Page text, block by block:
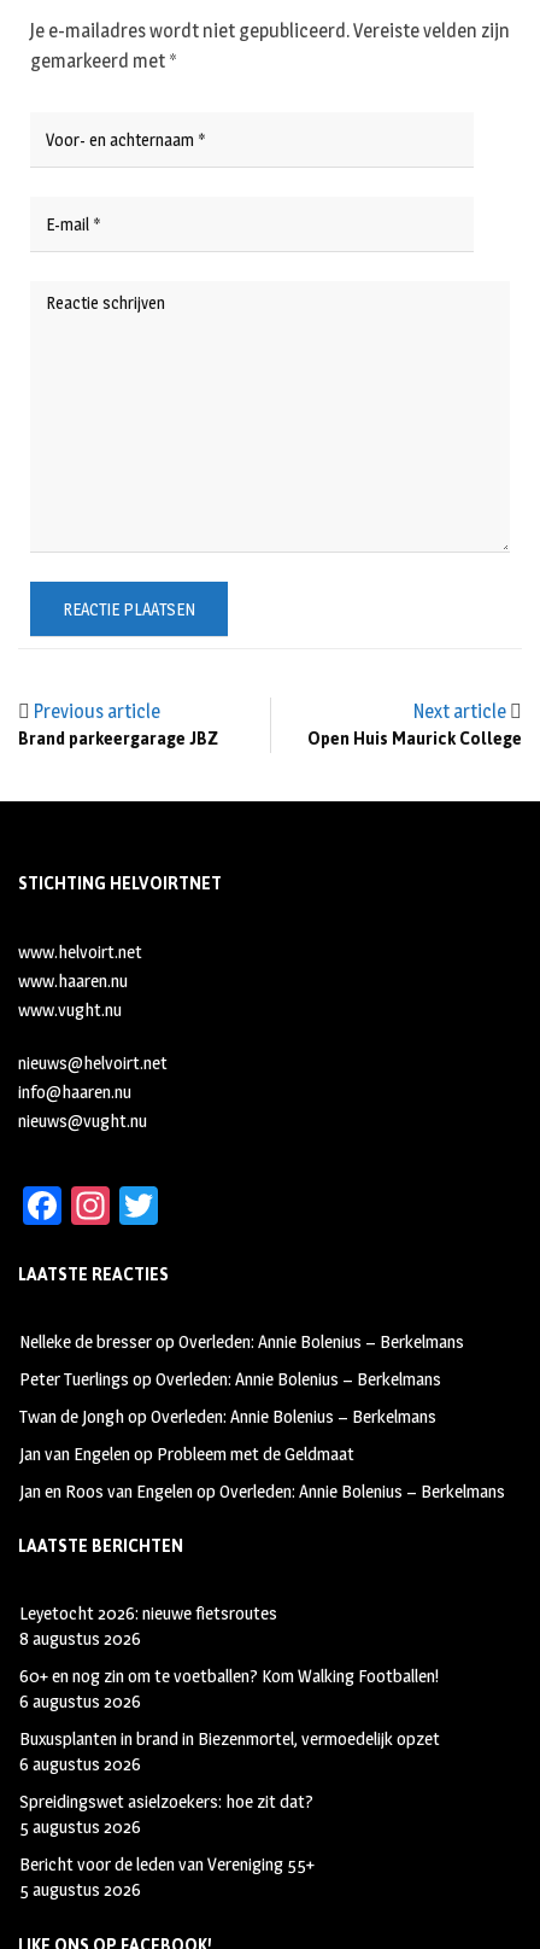
Previous article
Brand parkeergarage JBZ
Next article
Open Huis Maurick College
Je e-mailadres wordt niet gepubliceerd.Vereiste velden zijn
gemarkeerd met *
STICHTING HELVOIRTNET
www.helvoirt.net
www.haaren.nu
www.vught.nu
nieuws@helvoirt.net
info@haaren.nu
nieuws@vught.nu
Fa
b
oo
k
In
ag
m
tt
LAATSTE REACTIES
Nelleke de bresseropOverleden: Annie Bolenius – Berkelmans
Peter Tuerlings opOverleden: Annie Bolenius – Berkelmans
Twan de JonghopOverleden: Annie Bolenius – Berkelmans
Jan van Engelenop Probleem met de Geldmaat
Jan en Roos van EngelenopOverleden: Annie Bolenius – Berkelmans
LAATSTE BERICHTEN
Leyetocht 2026: nieuwe fietsroutes
8 augustus 2026
60+ en nog zin om te voetballen? Kom Walking Footballen!
6 augustus 2026
Buxusplanten in brand in Biezenmortel, vermoedelijk opzet
6 augustus 2026
Spreidingswet asielzoekers: hoe zit dat?
5 augustus 2026
Bericht voor de leden van Vereniging 55+
5 augustus 2026